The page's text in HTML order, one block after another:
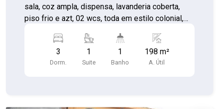
sala, coz ampla, dispensa, lavanderia coberta,
piso frio e azt, 02 wcs, toda em estilo colonial,
garagem p/ 02 autos com portão eletrônico e
piso ardósia.
3
Dorm.
1
Suite
1
Banho
198 m²
A. Útil